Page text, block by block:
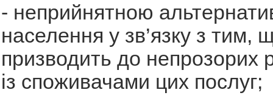
- неприйнятною
населення у зв’язку з тим,
призводить до непрозорих
із споживачами цих послуг;